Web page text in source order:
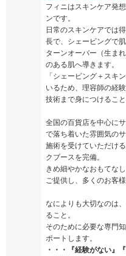
フィニはスキンケア発
ンです。
日常のスキンケアでは
長で、シェービングで
ターンオーバー（生ま
のある肌へ導きます。
「シェービング＋スキ
いるため、理容師の経
技術まで身につけること
全国の百貨店を中心に
で落ち着いた雰囲気の
施術を受けていただけ
クブースを完備。
きめ細やかなおもてな
ご提供し、多くのお客
なによりも大切なのは
ること。
そのために必要な専門
ポートします。
・・・『経験がない』